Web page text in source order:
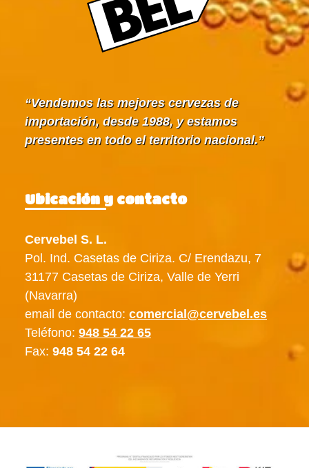
Vendemos las mejores cervezas de
importación, desde 1988, y estamos
presentes en todo el territorio nacional.
Ubicación y contacto
Cervebel S. L.
Pol. Ind. Casetas de Ciriza. C/ Erendazu, 7
31177 Casetas de Ciriza, Valle de Yerri
(Navarra)
email de contacto: comercial@cervebel.es
Teléfono: 948 54 22 65
Fax: 948 54 22 64